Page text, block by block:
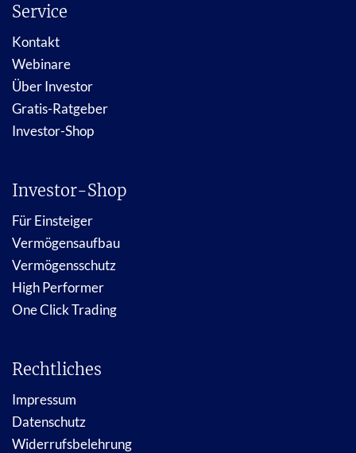
Service
Kontakt
Webinare
Über Investor
Gratis-Ratgeber
Investor-Shop
Investor-Shop
Für Einsteiger
Vermögensaufbau
Vermögensschutz
High Performer
One Click Trading
Rechtliches
Impressum
Datenschutz
Widerrufsbelehrung